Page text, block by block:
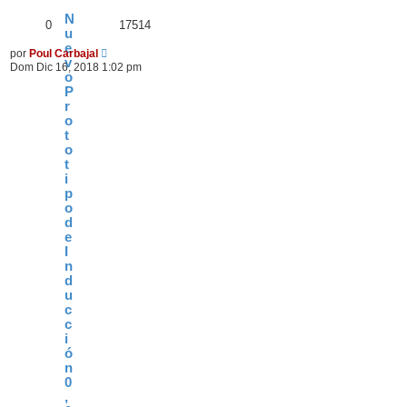
N
u
e
v
o
P
r
o
t
o
t
i
p
o
d
e
n
d
u
c
c
i
ó
n
0
,
0 17514
por Poul Carbajal
Dom Dic 16, 2018 1:02 pm